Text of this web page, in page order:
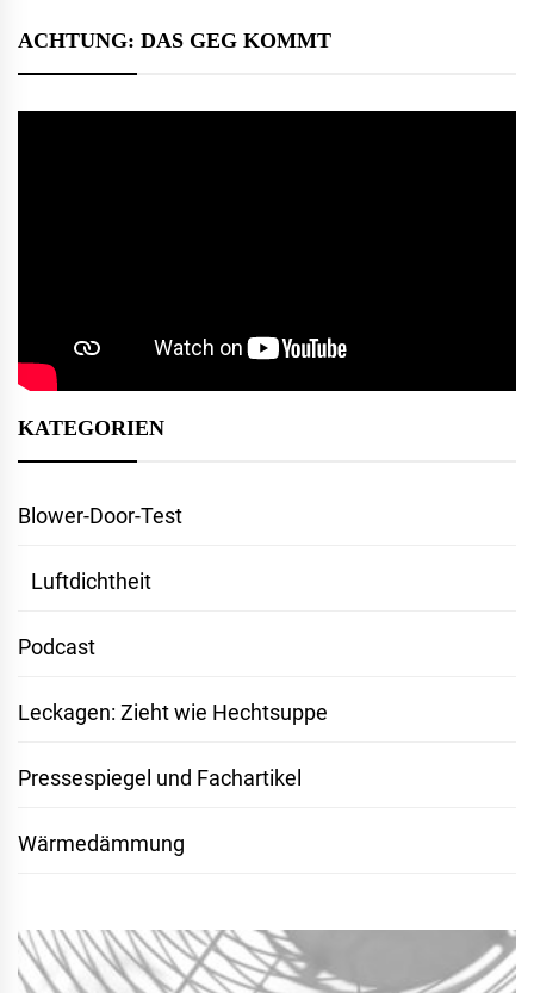
ACHTUNG: DAS GEG KOMMT
KATEGORIEN
Blower-Door-Test
Luftdichtheit
Podcast
Leckagen: Zieht wie Hechtsuppe
Pressespiegel und Fachartikel
Wärmedämmung